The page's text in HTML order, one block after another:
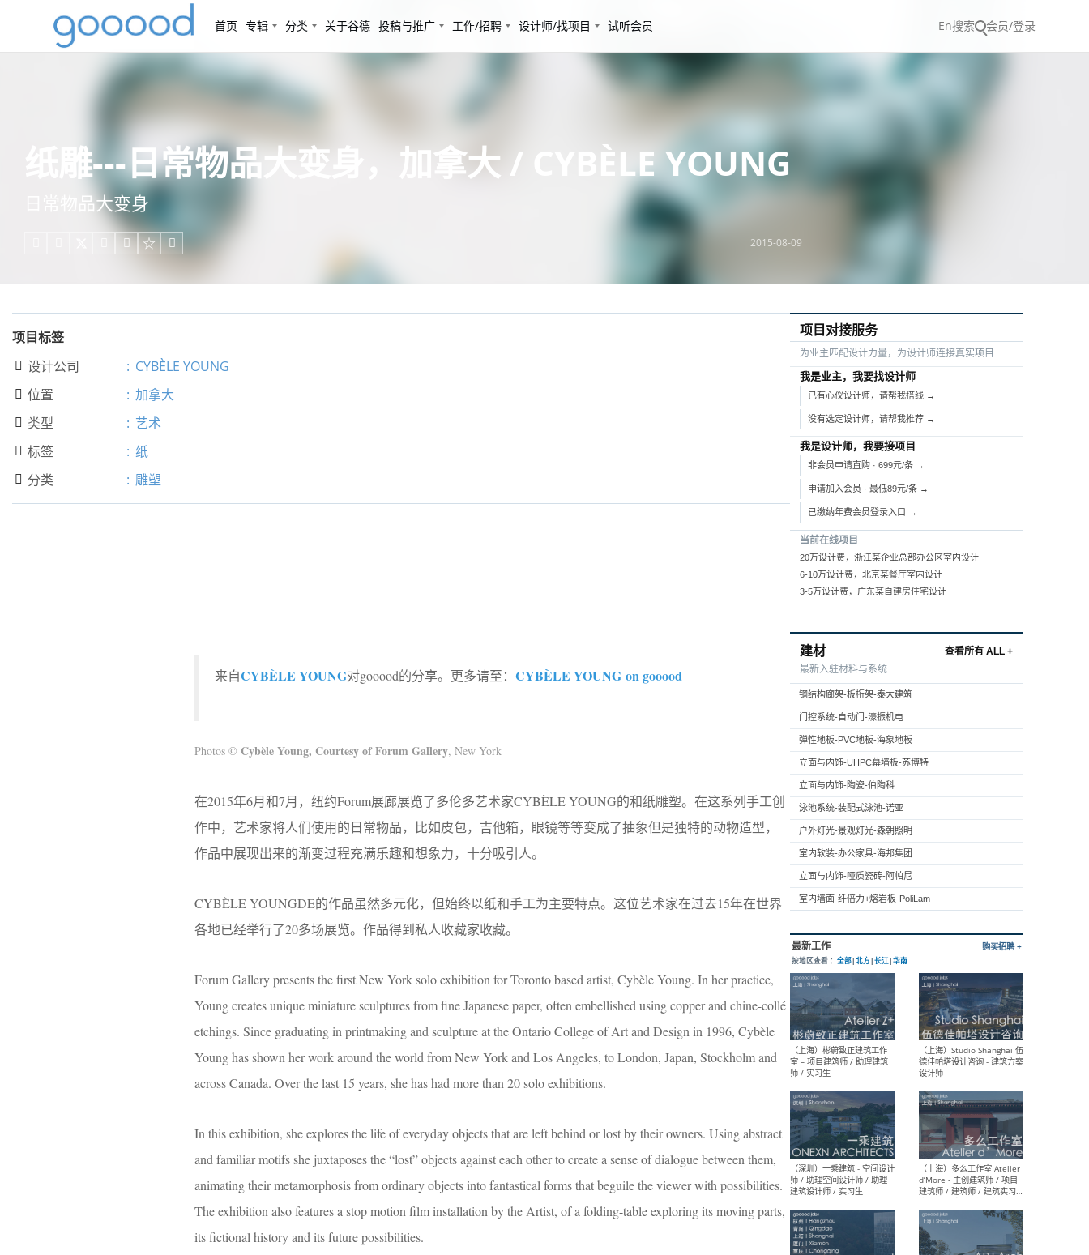
首页 专辑 分类 关于谷德 投稿与推广 工作/招聘 设计师/找项目 试听会员 En搜索 会员/登录
纸雕---日常物品大变身，加拿大 / CYBÈLE YOUNG
日常物品大变身
  2015-08-09
项目标签
 设计公司 : CYBÈLE YOUNG
 位置 : 加拿大
 类型 : 艺术
 标签 : 纸
 分类 : 雕塑
来自CYBÈLE YOUNG对gooood的分享。更多请至： CYBÈLE YOUNG on gooood
Photos © Cybèle Young, Courtesy of Forum Gallery, New York
在2015年6月和7月，纽约Forum展廊展览了多伦多艺术家CYBÈLE YOUNG的和纸雕塑。在这系列手工创
作中，艺术家将人们使用的日常物品，比如皮包，吉他箱，眼镜等等变成了抽象但是独特的动物造型，
作品中展现出来的渐变过程充满乐趣和想象力，十分吸引人。
CYBÈLE YOUNGDE的作品虽然多元化，但始终以纸和手工为主要特点。这位艺术家在过去15年在世界
各地已经举行了20多场展览。作品得到私人收藏家收藏。
Forum Gallery presents the first New York solo exhibition for Toronto based artist, Cybèle Young. In her practice,
Young creates unique miniature sculptures from fine Japanese paper, often embellished using copper and chine-collé
etchings. Since graduating in printmaking and sculpture at the Ontario College of Art and Design in 1996, Cybèle
Young has shown her work around the world from New York and Los Angeles, to London, Japan, Stockholm and
across Canada. Over the last 15 years, she has had more than 20 solo exhibitions.
In this exhibition, she explores the life of everyday objects that are left behind or lost by their owners. Using abstract
and familiar motifs she juxtaposes the “lost” objects against each other to create a sense of dialogue between them,
animating their metamorphosis from ordinary objects into fantastical forms that beguile the viewer with possibilities.
The exhibition also features a stop motion film installation by the Artist, of a folding-table exploring its moving parts,
its fictional history and its future possibilities.
项目对接服务
为业主匹配设计力量，为设计师连接真实项目
我是业主，我要找设计师
已有心仪设计师，请帮我搭线 →
没有选定设计师，请帮我推荐 →
我是设计师，我要接项目
非会员申请直购 · 699元/条 →
申请加入会员 · 最低89元/条 →
已缴纳年费会员登录入口 →
当前在线项目
20万设计费，浙江某企业总部办公区室内设计
6-10万设计费，北京某餐厅室内设计
3-5万设计费，广东某自建房住宅设计
建材
查看所有 ALL +
最新入驻材料与系统
钢结构廊架-板桁架-泰大建筑
门控系统-自动门-濠振机电
弹性地板-PVC地板-海象地板
立面与内饰-UHPC幕墙板-苏博特
立面与内饰-陶瓷-伯陶科
泳池系统-装配式泳池-诺亚
户外灯光-景观灯光-森朝照明
室内软装-办公家具-海邦集团
立面与内饰-哑质瓷砖-阿帕尼
室内墙面-纤倍力+熔岩板-PoliLam
最新工作
按地区查看 ：全部|北方|长江
（上海）彬蔚致正建筑工作
室 – 项目建筑师 / 助理建筑
师 / 实习生